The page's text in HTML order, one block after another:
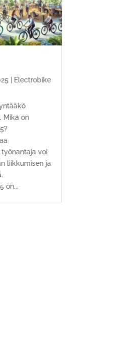
Electrobike
Mikä on
voi
liikkumisen ja
on...